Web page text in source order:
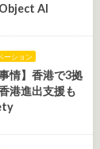
AI
ーション
情】香港で3拠
港進出支援も